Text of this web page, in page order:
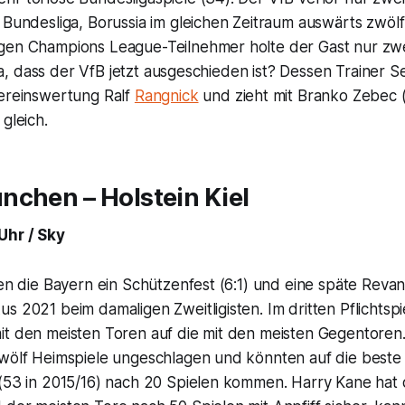
Borussia im gleichen Zeitraum auswärts
Champions League-Teilnehmer holte der Gast nur
dass der VfB jetzt ausgeschieden ist? Dessen Trainer
Ralf Rangnick und zieht mit Branko Zebec
– Holstein Kiel
/ Sky
die Bayern ein Schützenfest (6:1) und eine späte
2021 beim damaligen Zweitligisten. Im dritten
den meisten Toren auf die mit den meisten
Heimspiele ungeschlagen und könnten auf die
in 2015/16) nach 20 Spielen kommen. Harry Kane hat